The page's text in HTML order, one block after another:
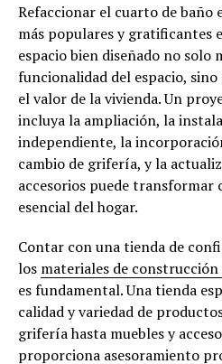
Refaccionar el cuarto de baño
más populares y gratificantes
espacio bien diseñado no solo
funcionalidad del espacio,
el valor de la vivienda. Un
incluya la ampliación, la
independiente, la
cambio de grifería, y la
accesorios puede transformar
esencial del hogar.
Contar con una tienda de
los materiales de construcción
es fundamental. Una tienda
calidad y variedad de
grifería hasta muebles y
proporciona asesoramiento